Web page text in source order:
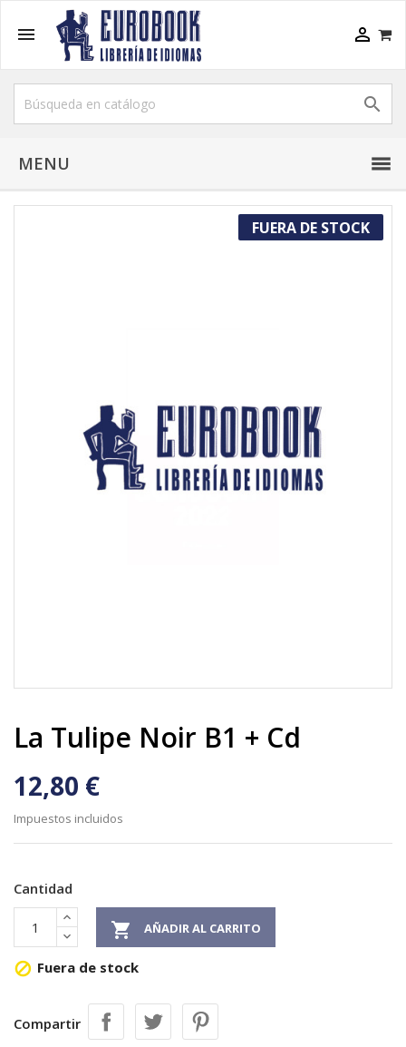
 

MENU
FUERA DE STOCK
La Tulipe Noir B1 + Cd
12,80 €
Impuestos incluidos
Cantidad
 AÑADIR AL CARRITO
 Fuera de stock
Compartir